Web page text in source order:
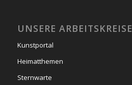
UNSERE ARBEITSKREISE
Kunstportal
Heimatthemen
Sternwarte